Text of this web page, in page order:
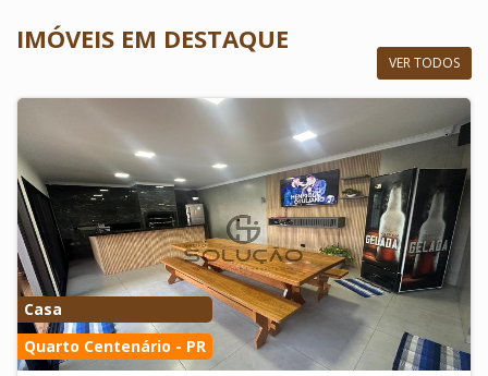
IMÓVEIS EM DESTAQUE
VER TODOS
Casa
Quarto Centenário - PR